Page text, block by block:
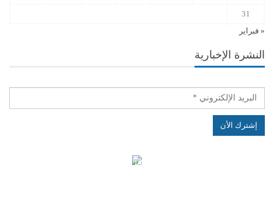
31
« فبراير
النشرة الإخبارية
الهياكل الخاضعة لقانون النفاذ إلى المعلومة